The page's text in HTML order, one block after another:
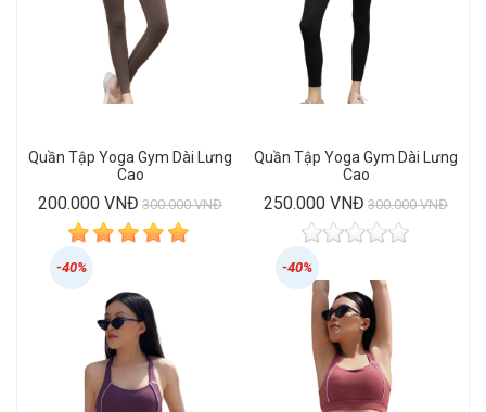
Quần Tập Yoga Gym Dài Lưng
Cao
200.000 VNĐ 300.000 VNĐ
Quần Tập Yoga Gym Dài Lưng
Cao
250.000 VNĐ 300.000 VNĐ
-40% -40%